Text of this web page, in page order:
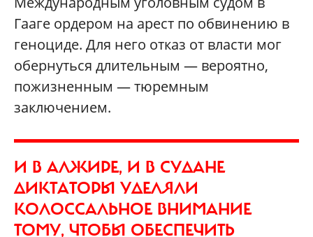
Гааге ордером на арест по обвинению в
геноциде. Для него отказ от власти мог
обернуться длительным — вероятно,
пожизненным — тюремным
заключением.
И В АЛЖИРЕ, И В СУДАНЕ
ДИКТАТОРЫ УДЕЛЯЛИ
КОЛОССАЛЬНОЕ ВНИМАНИЕ
ТОМУ, ЧТОБЫ ОБЕСПЕЧИТЬ